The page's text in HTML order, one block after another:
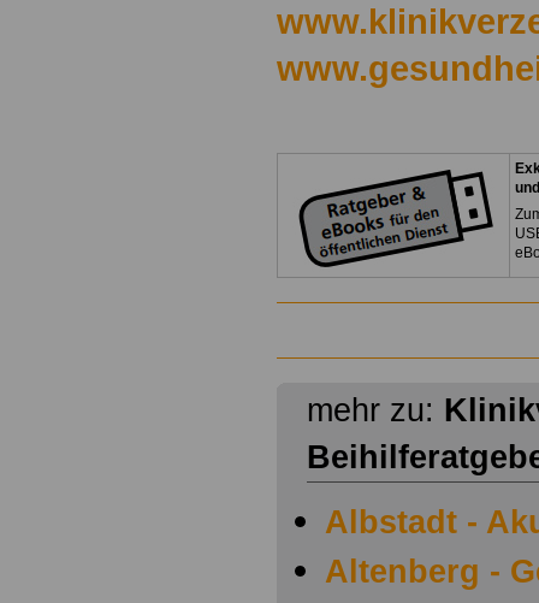
mehr zu:
Albstadt -
Altenberg -